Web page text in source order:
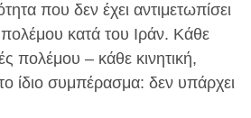
που δεν έχει αντιμετωπίσει
κατά του Ιράν. Κάθε
πολέμου – κάθε κινητική,
ίδιο συμπέρασμα: δεν υπάρχει